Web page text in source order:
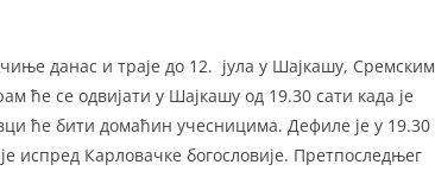
данас и траје до 12. јула у Шајкашу, Сремским
ће се одвијати у Шајкашу од 19.30 сати када је
ће бити домаћин учесницима. Дефиле је у 19.30
испред Карловачке богословије. Претпоследњег